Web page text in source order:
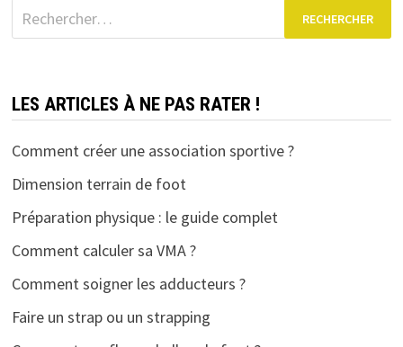
publications
Rechercher :
LES ARTICLES À NE PAS RATER !
Comment créer une association sportive ?
Dimension terrain de foot
Préparation physique : le guide complet
Comment calculer sa VMA ?
Comment soigner les adducteurs ?
Faire un strap ou un strapping